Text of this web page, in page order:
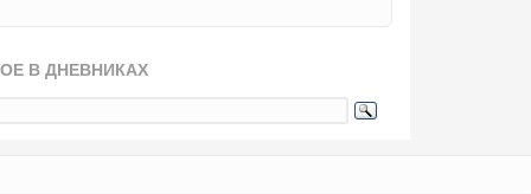
В ДНЕВНИКАХ